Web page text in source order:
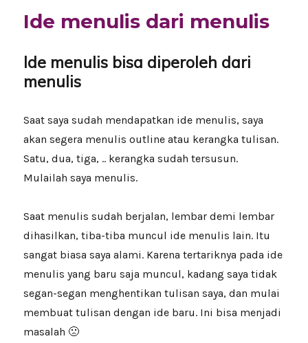
Ide menulis dari menulis
Ide menulis bisa diperoleh dari
menulis
Saat saya sudah mendapatkan ide menulis, saya
akan segera menulis outline atau kerangka tulisan.
Satu, dua, tiga, .. kerangka sudah tersusun.
Mulailah saya menulis.
Saat menulis sudah berjalan, lembar demi lembar
dihasilkan, tiba-tiba muncul ide menulis lain. Itu
sangat biasa saya alami. Karena tertariknya pada ide
menulis yang baru saja muncul, kadang saya tidak
segan-segan menghentikan tulisan saya, dan mulai
membuat tulisan dengan ide baru. Ini bisa menjadi
masalah 🙁